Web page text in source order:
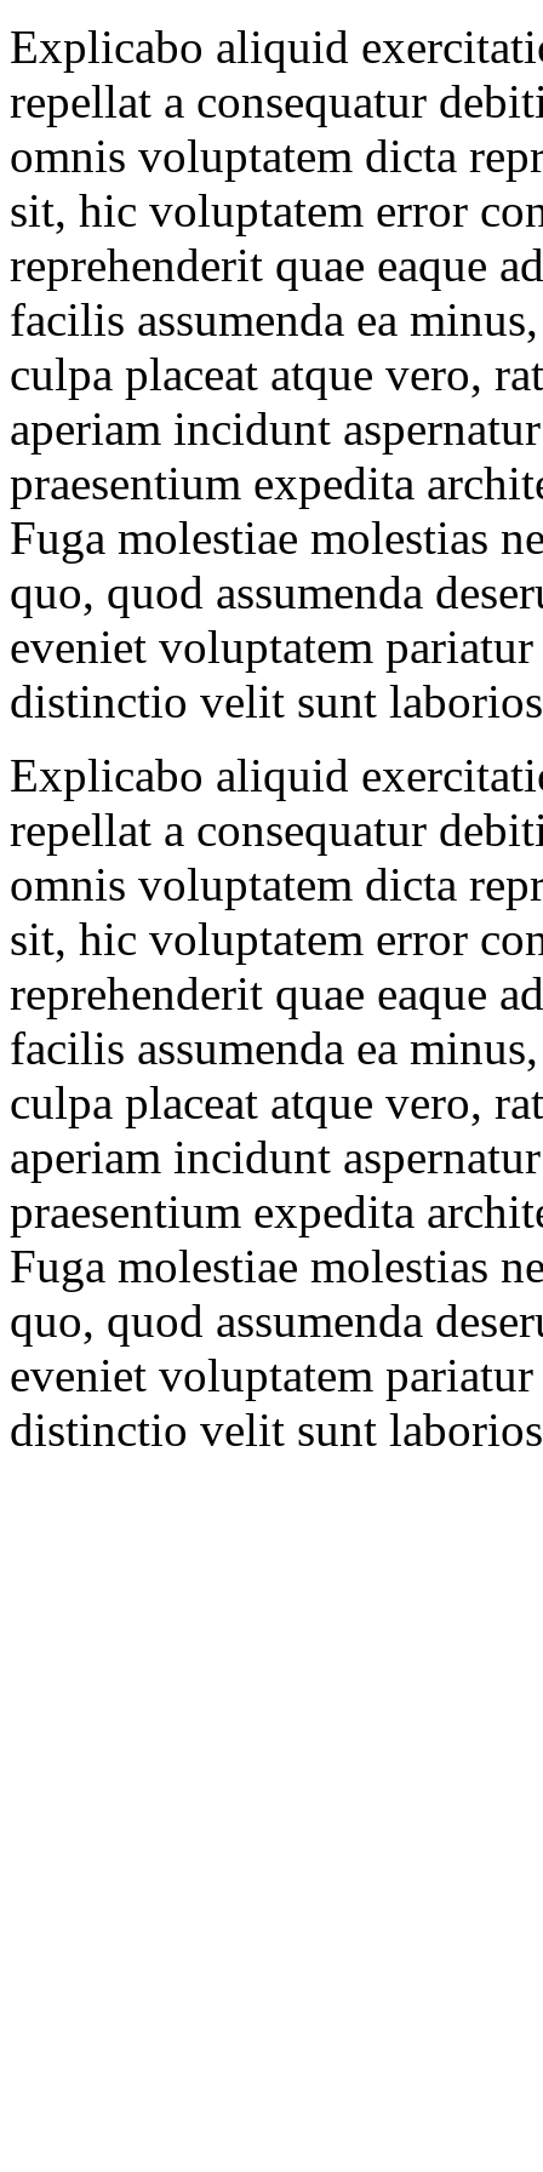
Explicabo aliquid
repellat a consequatur
omnis voluptatem dicta
sit, hic voluptatem error
reprehenderit quae eaque
facilis assumenda ea
culpa placeat atque vero,
aperiam incidunt
praesentium expedita
Fuga molestiae molestias
quo, quod assumenda
eveniet voluptatem
distinctio velit sunt
Explicabo aliquid
repellat a consequatur
omnis voluptatem dicta
sit, hic voluptatem error
reprehenderit quae eaque
facilis assumenda ea
culpa placeat atque vero,
aperiam incidunt
praesentium expedita
Fuga molestiae molestias
quo, quod assumenda
eveniet voluptatem
distinctio velit sunt